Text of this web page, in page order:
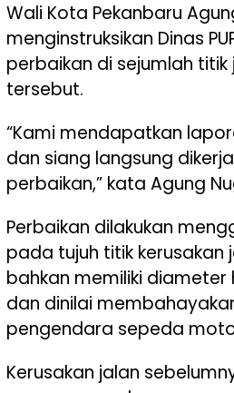
Wali Kota Pekanbaru
menginstruksikan Dinas
perbaikan di sejumlah
tersebut.
“Kami mendapatkan
dan siang langsung
perbaikan,” kata Agung
Perbaikan dilakukan
pada tujuh titik kerusakan
bahkan memiliki
dan dinilai
pengendara sepeda
Kerusakan jalan